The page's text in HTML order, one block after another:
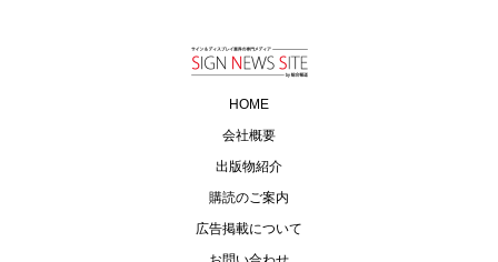
HOME
会社概要
出版物紹介
購読のご案内
広告掲載について